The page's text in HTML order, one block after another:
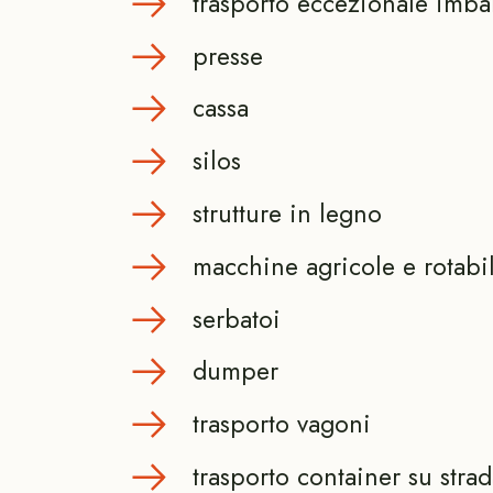
presse
cassa
silos
strutture in legno
macchine agricole e
serbatoi
dumper
trasporto vagoni
trasporto container su